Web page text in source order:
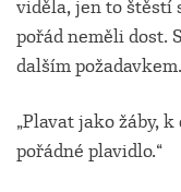
viděla, jen to štěstí
pořád neměli dost.
dalším požadavkem.
„Plavat jako žáby,
pořádné plavidlo.“